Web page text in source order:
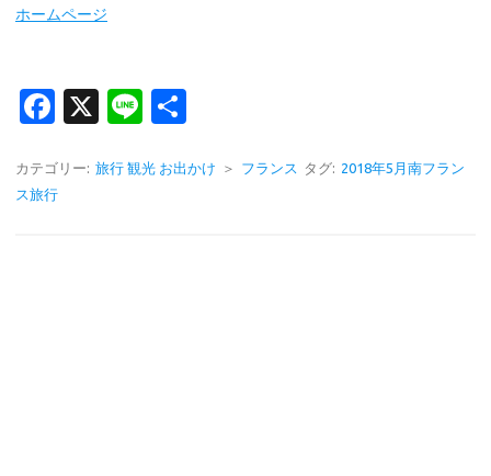
ホームページ
Fa
e
X
Li
e
カテゴリー: 旅行 観光 お出かけ ＞ フランス タグ: 2018年5月南フラン
ス旅行